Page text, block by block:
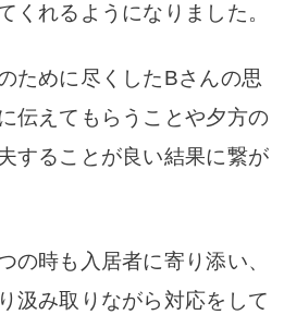
くれるようになりました。
ために尽くしたBさんの思
伝えてもらうことや夕方の
することが良い結果に繋が
時も入居者に寄り添い、
汲み取りながら対応をして